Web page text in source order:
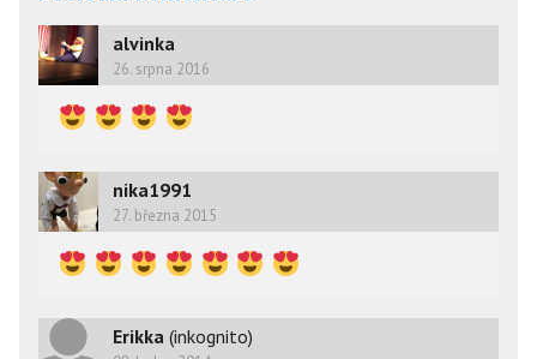
alvinka
26. srpna 2016
nika1991
27. března 2015
Erikka (inkognito)